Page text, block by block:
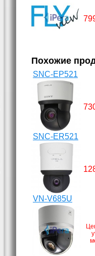
Похожие
SNC-EP521
SNC-ER521
VN-V685U